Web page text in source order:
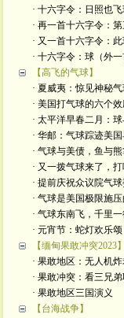
· 十六字令：日照也
· 再一首十六字令：
· 又一首十六字令：
· 十六字令：球（外一
【高飞的气球】
· 夏威夷：惊见神秘
· 美国打气球的六个
· 太平洋早春二月：
· 华邮：气球踪迹美
· 气球与美债，鱼与熊
· 又一拨气球来了，打
· 提前庆祝众议院气
· 气球是美国极限施
· 气球东南飞，千里
· 元宵节：蛇灯欢乐颂
【缅甸果敢冲突2023】
· 果敢地区：无人机
· 果敢冲突：看三兄
· 果敢地区三国演义
【台海战争】